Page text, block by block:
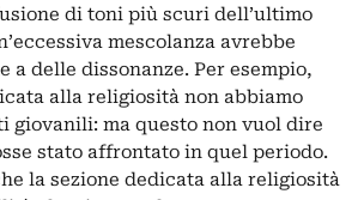
di toni più scuri dell’ultimo
mescolanza avrebbe
a delle dissonanze. Per esempio,
alla religiosità non abbiamo
giovanili: ma questo non vuol dire
stato affrontato in quel periodo.
la sezione dedicata alla religiosità